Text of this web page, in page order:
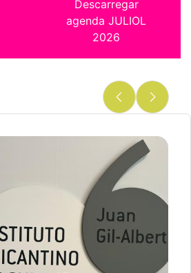
Descarregar
agenda JULIOL
2026